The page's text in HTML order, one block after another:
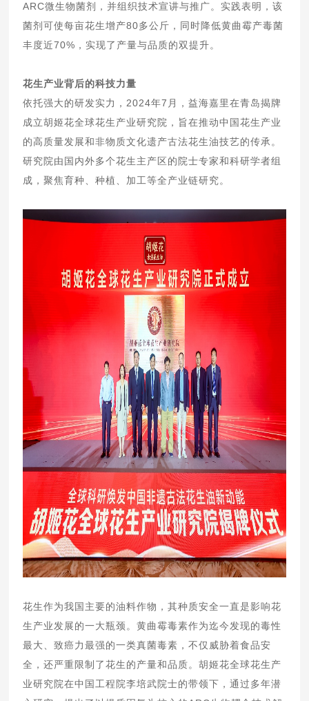
ARC微生物菌剂，并组织技术宣讲与推广。实践表明，该
菌剂可使每亩花生增产80多公斤，同时降低黄曲霉产毒菌
丰度近70%，实现了产量与品质的双提升。
花生产业背后的科技力量
依托强大的研发实力，2024年7月，益海嘉里在青岛揭牌
成立胡姬花全球花生产业研究院，旨在推动中国花生产业
的高质量发展和非物质文化遗产古法花生油技艺的传承。
研究院由国内外多个花生主产区的院士专家和科研学者组
成，聚焦育种、种植、加工等全产业链研究。
花生作为我国主要的油料作物，其种质安全一直是影响花
生产业发展的一大瓶颈。黄曲霉毒素作为迄今发现的毒性
最大、致癌力最强的一类真菌毒素，不仅威胁着食品安
全，还严重限制了花生的产量和品质。胡姬花全球花生产
业研究院在中国工程院李培武院士的带领下，通过多年潜